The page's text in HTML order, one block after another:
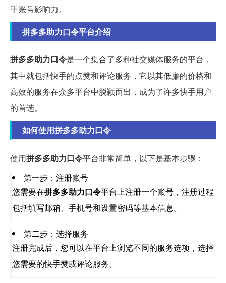
手账号影响力。
拼多多助力口令平台介绍
拼多多助力口令是一个集合了多种社交媒体服务的平台，
其中就包括快手的点赞和评论服务，它以其低廉的价格和
高效的服务在众多平台中脱颖而出，成为了许多快手用户
的首选。
如何使用拼多多助力口令
使用拼多多助力口令平台非常简单，以下是基本步骤：
第一步：注册账号
您需要在拼多多助力口令平台上注册一个账号，注册过程
包括填写邮箱、手机号和设置密码等基本信息。
第二步：选择服务
注册完成后，您可以在平台上浏览不同的服务选项，选择
您需要的快手赞或评论服务。